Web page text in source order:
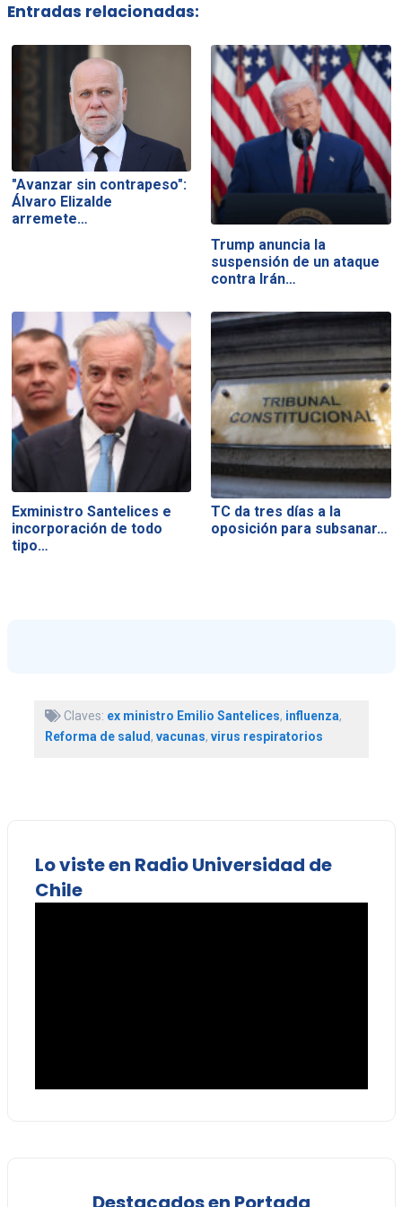
Entradas relacionadas:
"Avanzar sin contrapeso":
Álvaro Elizalde
arremete…
Trump anuncia la
suspensión de un ataque
contra Irán…
Exministro Santelices e
incorporación de todo
tipo…
TC da tres días a la
oposición para subsanar…
Claves: ex ministro Emilio Santelices, influenza,
Reforma de salud, vacunas, virus respiratorios
Lo viste en Radio Universidad de
Chile